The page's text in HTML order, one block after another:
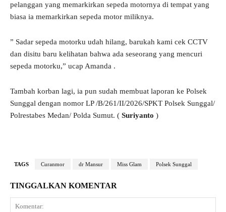
pelanggan yang memarkirkan sepeda motornya di tempat yang
biasa ia memarkirkan sepeda motor miliknya.
” Sadar sepeda motorku udah hilang, barukah kami cek CCTV
dan disitu baru kelihatan bahwa ada seseorang yang mencuri
sepeda motorku,” ucap Amanda .
Tambah korban lagi, ia pun sudah membuat laporan ke Polsek
Sunggal dengan nomor LP /B/261/II/2026/SPKT Polsek Sunggal/
Polrestabes Medan/ Polda Sumut. ( Suriyanto )
TAGS Curanmor dr Mansur Miss Glam Polsek Sunggal
TINGGALKAN KOMENTAR